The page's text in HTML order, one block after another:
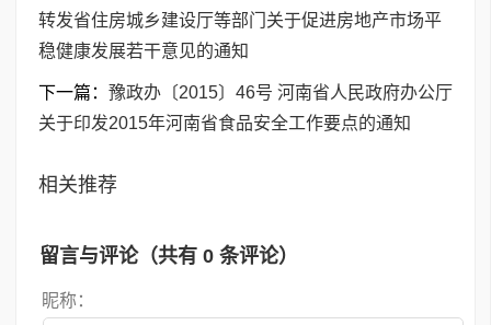
转发省住房城乡建设厅等部门关于促进房地产市场平
稳健康发展若干意见的通知
下一篇： 豫政办〔2015〕46号 河南省人民政府办公厅
关于印发2015年河南省食品安全工作要点的通知
相关推荐
留言与评论（共有 0 条评论）
昵称：